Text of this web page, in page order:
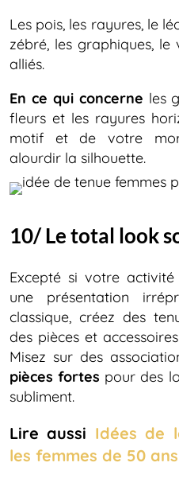
Les pois, les rayures, le
zébré, les graphiques,
alliés.
En ce qui concerne les
fleurs et les rayures
motif et de votre
alourdir la silhouette.
10/ Le total look
Excepté si votre activité
une présentation
classique, créez des
des pièces et
Misez sur des
pièces fortes pour des
subliment.
Lire aussi Idées de
les femmes de 50